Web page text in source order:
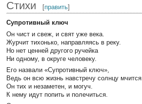
Стихи [править]
Супротивный ключ
Он чист и свеж, и свят уже века.
Журчит тихонько, направляясь в реку.
Но нет ценней другого ручейка
Ни одному, в округе человеку.
Его назвали «Супротивный ключ»,
Ведь он всю жизнь навстречу солнцу мчится.
Он тих и незаметен, и могуч.
К нему идут попить и полечиться.